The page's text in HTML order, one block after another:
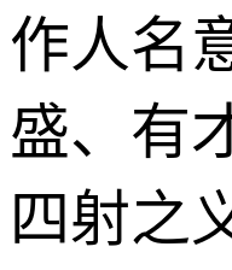
作人名
盛、有
四射之